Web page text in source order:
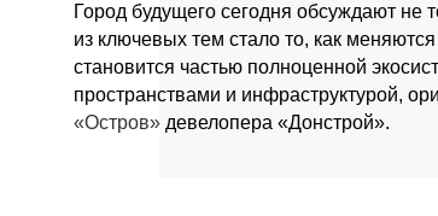
Город будущего сегодня обсуждают не
из ключевых тем стало то, как
становится частью полноценной
пространствами и инфраструктурой,
«Остров» девелопера «Донстрой».